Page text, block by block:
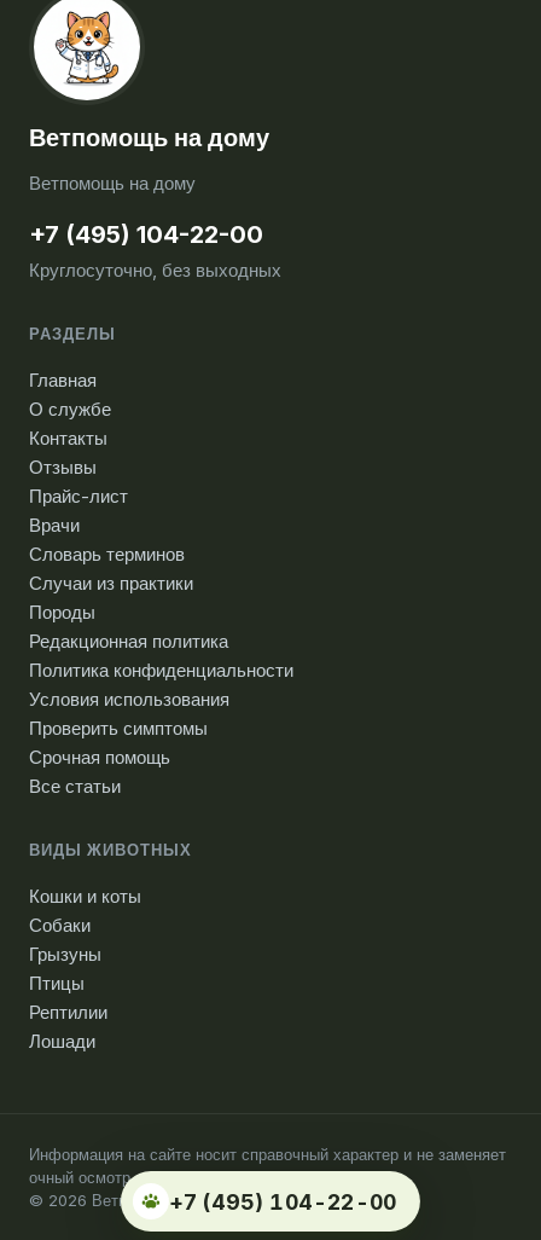
+7 (495) 104-22-00
Ветпомощь на дому
Ветпомощь на дому
+7 (495) 104-22-00
Круглосуточно, без выходных
РАЗДЕЛЫ
Главная
О службе
Контакты
Отзывы
Прайс-лист
Врачи
Словарь терминов
Случаи из практики
Породы
Редакционная политика
Политика конфиденциальности
Условия использования
Проверить симптомы
Срочная помощь
Все статьи
ВИДЫ ЖИВОТНЫХ
Кошки и коты
Собаки
Грызуны
Птицы
Рептилии
Лошади
Информация на сайте носит справочный характер и не заменяет
очный осмотр ветеринарного врача.
© 2026 Ветпомощь на дому. Москва.